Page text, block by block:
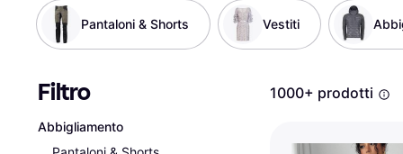
Elenco negozi
Pantaloni & Shorts Vestiti
Filtro
Abbigliamento
1000+ prodotti